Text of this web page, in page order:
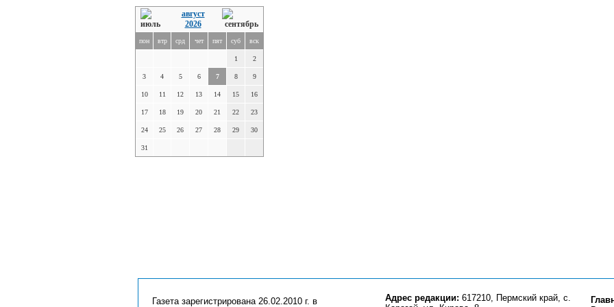
август
2026
пон втр срд чет пят суб вск
1 2
3 4 5 6 7 8 9
10 11 12 13 14 15 16
17 18 19 20 21 22 23
24 25 26 27 28 29 30
31
Газета зарегистрирована 26.02.2010 г. в
Адрес редакции: 617210, Пермский край, с.